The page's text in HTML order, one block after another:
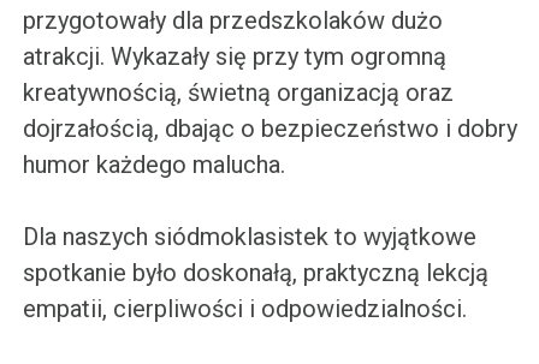
przygotowały dla przedszkolaków dużo
atrakcji. Wykazały się przy tym ogromną
kreatywnością, świetną organizacją oraz
dojrzałością, dbając o bezpieczeństwo i dobry
humor każdego malucha.
Dla naszych siódmoklasistek to wyjątkowe
spotkanie było doskonałą, praktyczną lekcją
empatii, cierpliwości i odpowiedzialności.